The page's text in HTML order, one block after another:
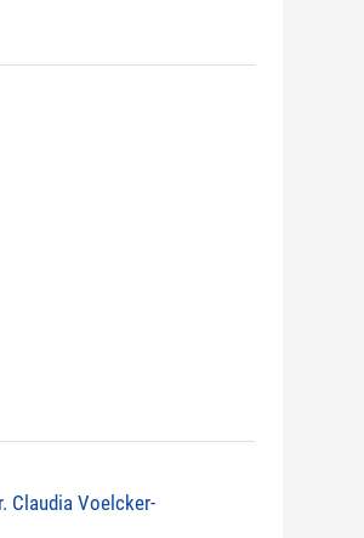
Claudia Voelcker-